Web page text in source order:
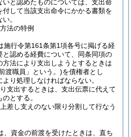
いと認めたものについては、支出命
して当該支出命令にかかる書類を
。
法の特例
施行令第161条第1項各号に掲げる経
と認める経費について、同条同項の
法により支出しようとするときは
渡職員」という。)を債権者とし
り処理しなければならない。
支出するときは、支出伝票に代えて
とする。
差し支えのない限り分割して行なう
、資金の前渡を受けたときは、直ち